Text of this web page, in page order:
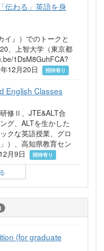
伝わる」英語を身
イ』）でのトークと
、上智大学（東京都
1DsM8GuhFCA?
12月20日
招待有り
English Classes
修Ⅱ、JTE&ALT合
グ、ALTを生かした
クな英語授業、グロ
）、高知県教育セン
月9日
招待有り
(for graduate